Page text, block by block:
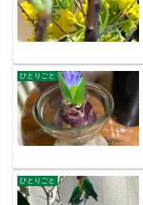
ひとりごと
ひとりごと